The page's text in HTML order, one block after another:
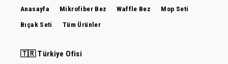
Anasayfa Mikrofiber Bez Waffle Bez
Mop Seti
Bıçak Seti
Tüm Ürünler
🇹🇷 Türkiye Ofisi